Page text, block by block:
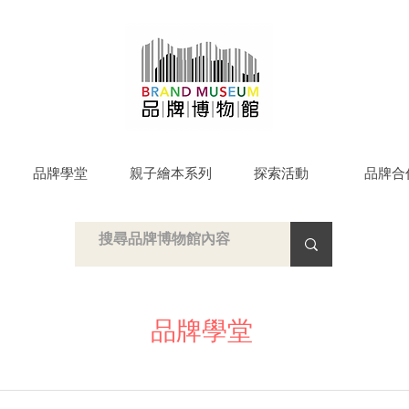
品牌學堂 親子繪本系列 探索活動 品牌
品牌學堂